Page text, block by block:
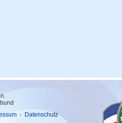
- Datenschutz